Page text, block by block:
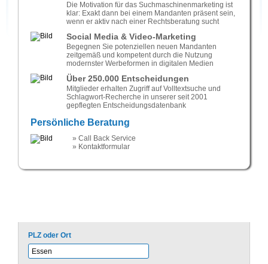
Die Motivation für das Suchmaschinenmarketing ist
klar: Exakt dann bei einem Mandanten präsent sein,
wenn er aktiv nach einer Rechtsberatung sucht
Social Media & Video-Marketing
Begegnen Sie potenziellen neuen Mandanten
zeitgemäß und kompetent durch die Nutzung
modernster Werbeformen in digitalen Medien
Über 250.000 Entscheidungen
Mitglieder erhalten Zugriff auf Volltextsuche und
Schlagwort-Recherche in unserer seit 2001
gepflegten Entscheidungsdatenbank
Persönliche Beratung
» Call Back Service
» Kontaktformular
PLZ oder Ort